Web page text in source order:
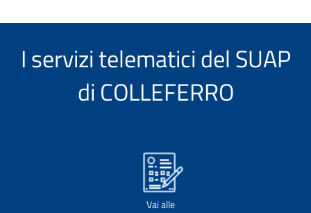
I servizi telematici del SUAP
di COLLEFERRO
Vai alle